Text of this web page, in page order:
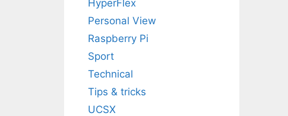
HyperFlex
Personal View
Raspberry Pi
Sport
Technical
Tips & tricks
UCSX